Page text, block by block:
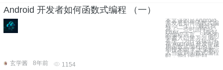
Android 开发者如何函数式编程 （一）
本文讲的是Android
开发者如何函数式编
程 （一）， 最近我
花了一些时间学习
Elixir —— 一门极好
的编程语言，适合初
学者入门学习。 我
在想，为什么我们不
在 Android 开发中使
用函数式编程的思想
和技术呢？ 大多数
人当听到函数式编程
时，他们会想到
玄学酱
8年前 1154